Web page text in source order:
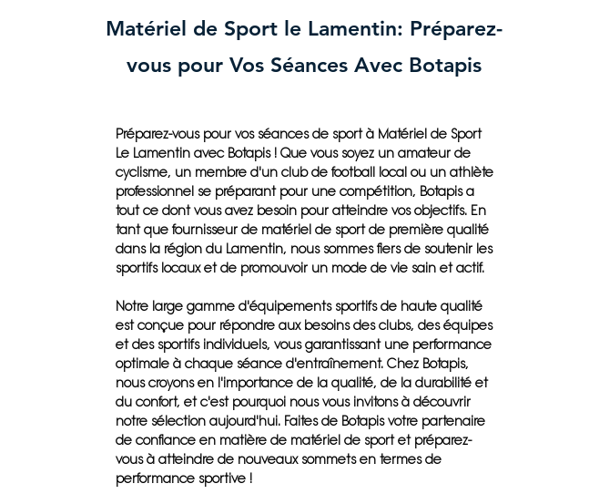
Matériel de Sport le Lamentin: Préparez-
vous pour Vos Séances Avec Botapis
Préparez-vous pour vos séances de sport à Matériel de Sport
Le Lamentin avec Botapis ! Que vous soyez un amateur de
cyclisme, un membre d'un club de football local ou un athlète
professionnel se préparant pour une compétition, Botapis a
tout ce dont vous avez besoin pour atteindre vos objectifs. En
tant que fournisseur de matériel de sport de première qualité
dans la région du Lamentin, nous sommes fiers de soutenir les
sportifs locaux et de promouvoir un mode de vie sain et actif.
Notre large gamme d'équipements sportifs de haute qualité
est conçue pour répondre aux besoins des clubs, des équipes
et des sportifs individuels, vous garantissant une performance
optimale à chaque séance d'entraînement. Chez Botapis,
nous croyons en l'importance de la qualité, de la durabilité et
du confort, et c'est pourquoi nous vous invitons à découvrir
notre sélection aujourd'hui. Faites de Botapis votre partenaire
de confiance en matière de matériel de sport et préparez-
vous à atteindre de nouveaux sommets en termes de
performance sportive !